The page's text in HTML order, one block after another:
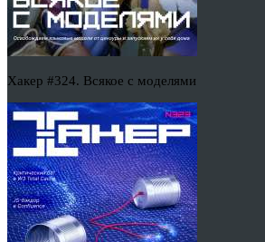
Хакер #324. Всякое с моделями